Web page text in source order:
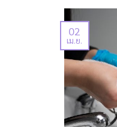
02
เม.ย.